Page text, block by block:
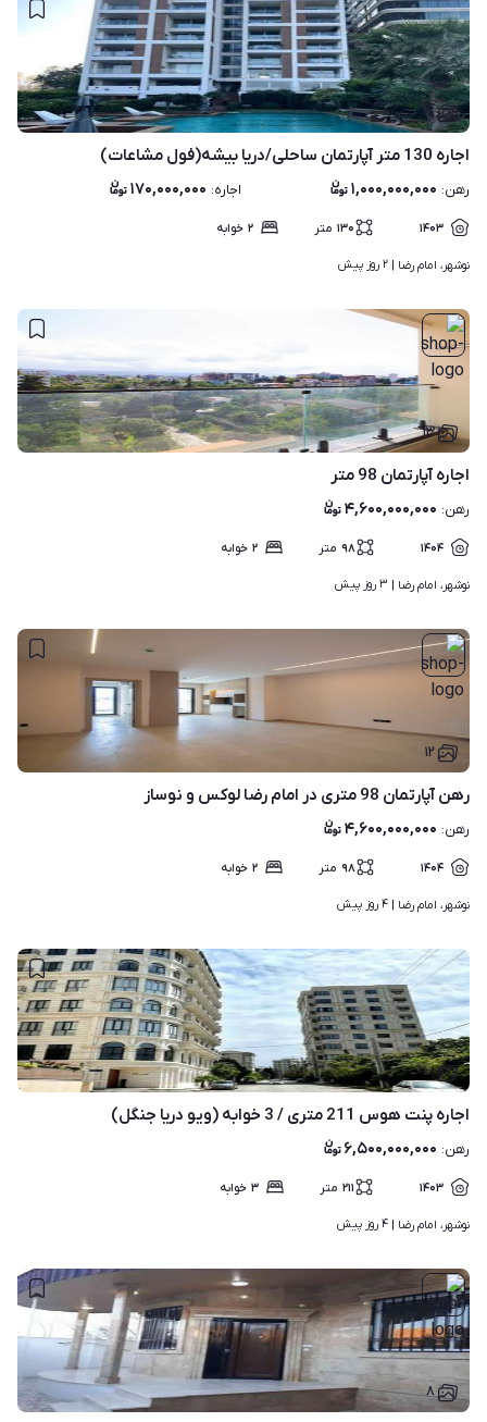
۲۰
اجاره 130 متر آپارتمان ساحلی/دریا بیشه(فول مشاعات)
رهن: ۱,۰۰۰,۰۰۰,۰۰۰ اجاره: ۱۷۰,۰۰۰,۰۰۰
۱۴۰۳ ۱۳۰ متر ۲ خوابه
نوشهر، امام رضا | ۲ روز پیش
۱۳
اجاره آپارتمان 98 متر
رهن: ۴,۶۰۰,۰۰۰,۰۰۰
۱۴۰۴ ۹۸ متر ۲ خوابه
نوشهر، امام رضا | ۳ روز پیش
۱۲
رهن آپارتمان 98 متری در امام رضا لوکس و نوساز
رهن: ۴,۶۰۰,۰۰۰,۰۰۰
۱۴۰۴ ۹۸ متر ۲ خوابه
نوشهر، امام رضا | ۴ روز پیش
۱
اجاره پنت هوس 211 متری / 3 خوابه (ویو دریا جنگل)
رهن: ۶,۵۰۰,۰۰۰,۰۰۰
۱۴۰۳ ۲۱۱ متر ۳ خوابه
نوشهر، امام رضا | ۴ روز پیش
۸